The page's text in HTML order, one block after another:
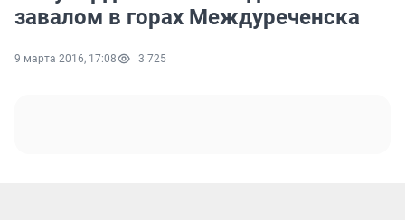
завалом в горах Междуреченска
9 марта 2016, 17:08 3 725